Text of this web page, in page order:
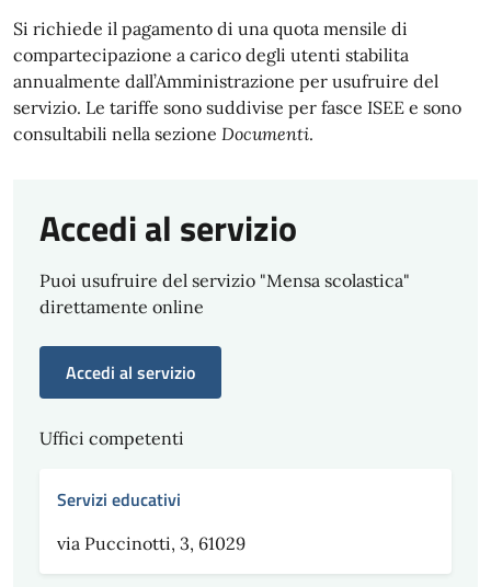
Si richiede il pagamento di una quota mensile di
compartecipazione a carico degli utenti stabilita
annualmente dall’Amministrazione per usufruire del
servizio. Le tariffe sono suddivise per fasce ISEE e sono
consultabili nella sezione Documenti.
Accedi al servizio
Puoi usufruire del servizio "Mensa scolastica"
direttamente online
Accedi al servizio
Uffici competenti
Servizi educativi
via Puccinotti, 3, 61029